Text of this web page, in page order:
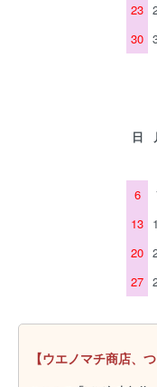
23
30
日
6
13
20
27
【ウエノマチ商店、